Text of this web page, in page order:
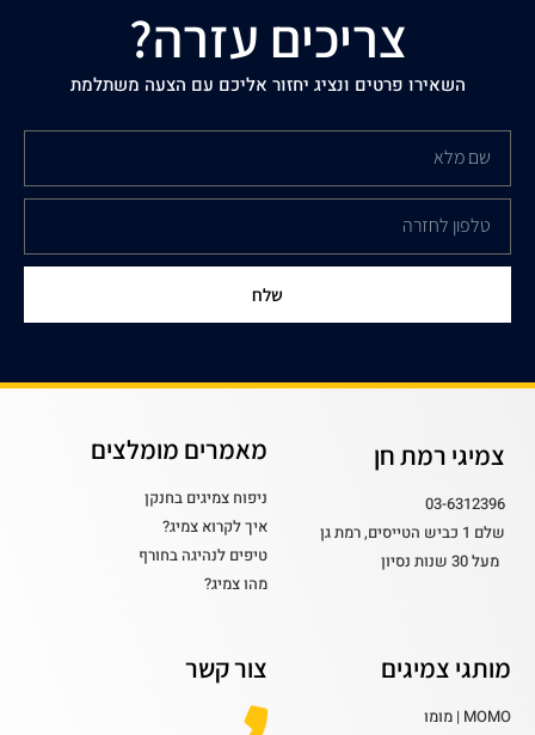
צריכים עזרה?
השאירו פרטים ונציג יחזור אליכם עם הצעה משתלמת
שלח
צמיגי רמת חן
03-6312396
שלם 1 כביש הטייסים, רמת גן
מעל 30 שנות נסיון
מאמרים מומלצים
ניפוח צמיגים בחנקן
איך לקרוא צמיג?
טיפים לנהיגה בחורף
מהו צמיג?
מותגי צמיגים
MOMO | מומו
צור קשר